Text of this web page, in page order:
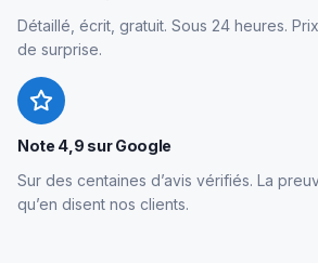
Détaillé, écrit, gratuit. Sous 24 heures.
de surprise.
Note 4,9 sur Google
Sur des centaines d’avis vérifiés. La
qu’en disent nos clients.